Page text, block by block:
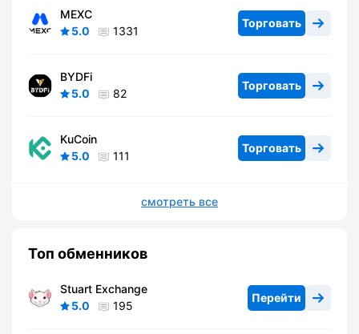
MEXC
5.0
1331
Торговать
BYDFi
5.0
82
Торговать
KuCoin
5.0
111
Торговать
смотреть все
Топ обменников
Stuart Exchange
5.0
195
Перейти